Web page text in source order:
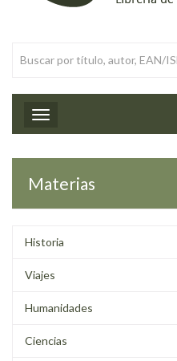
Toggle navigation
Materias
Historia
Viajes
Humanidades
Ciencias